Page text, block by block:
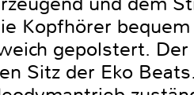
Kopfhörer
gepolstert.
Sitz der Eko